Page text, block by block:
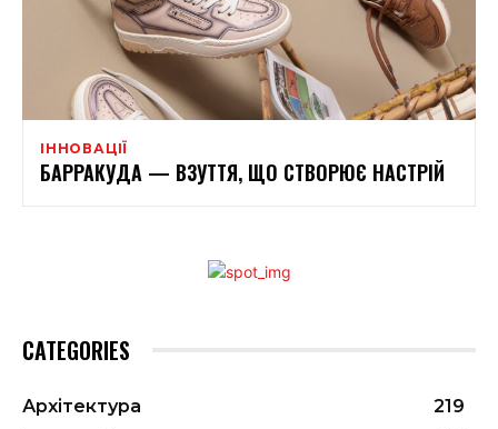
ІННОВАЦІЇ
БАРРАКУДА — ВЗУТТЯ, ЩО СТВОРЮЄ НАСТРІЙ
CATEGORIES
Архітектура
219